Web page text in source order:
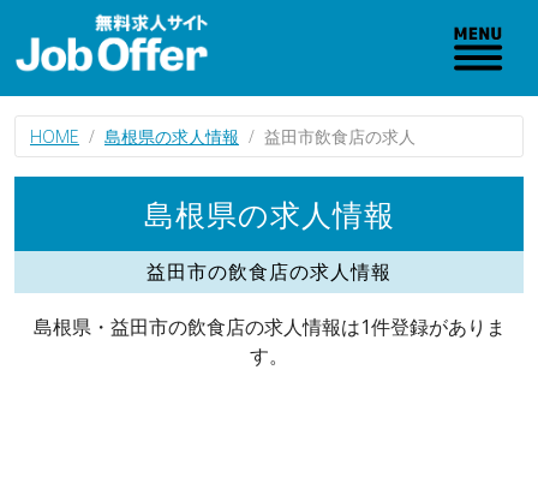
HOME 島根県の求人情報 益田市飲食店の求人
島根県の求人情報
益田市の飲食店の求人情報
島根県・益田市の飲食店の求人情報は1件登録がありま
す。